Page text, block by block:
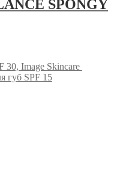
SPONGY
Image Skincare
губ SPF 15